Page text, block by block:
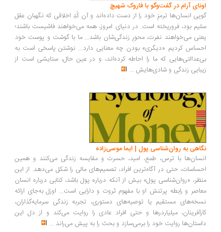
آرام در گفت‌وگو با فاروک شهیچ‭
انسان‌ها ترمزِ خود را از دست داده‌اند و آن کُدِ اخلاقی که نگهبان عقل
بود، فروریخته است. در دنیای امروز، همه می‌خواهند فاشیست باشند؛
می‌خواهند نفرت، محورِ زندگی‌شان باشد... ما با گوشت و پوست خود
کردیم «دیگری» بودن چه معنایی دارد... نوشتن پاسخی است به
که ما را احاطه کرده‌اند، و در عین حال، ستایشی است از
زندگی و شادی‌هایش...
به روان‌شناسی پول | ایما موسی‌زاده
با ترس، طمع، امید، حسرت و مقایسه زندگی می‌کنند و همین
حتی در آگاه‌ترین افراد، تصمیم‌های مالی را شکل می‌دهد. از این
«روان‌شناسی پول» بیش از آنکه درباره پول باشد، کتابی درباره انسان
و رابطه پرتنش او با مفهوم ثروت و دارایی است... اوزل به‌جای ارائه
مستقیم یا توصیه‌های دستوری، تجربه زندگی سرمایه‌گذاران،
میلیاردرها و حتی افراد عادی را روایت می‌کند و از دل این
روایت خود را برمی‌سازد و بحث را به پیش می‌راند ...